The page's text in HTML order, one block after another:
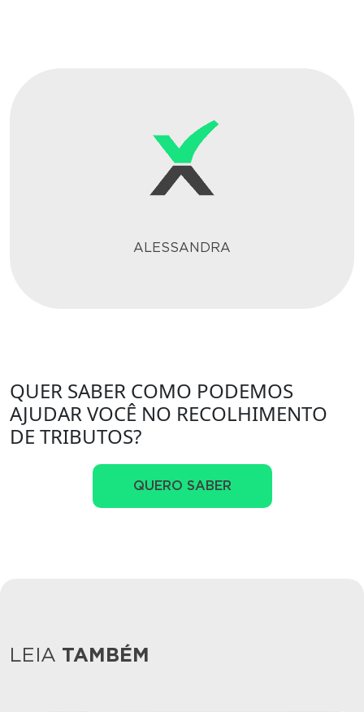
ALESSANDRA
QUER SABER COMO PODEMOS
AJUDAR VOCÊ NO RECOLHIMENTO
DE TRIBUTOS?
QUERO SABER
LEIA TAMBÉM